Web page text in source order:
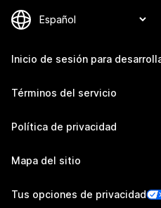
Inicio de sesión para
Términos del servicio
Política de privacidad
Mapa del sitio
Tus opciones de privacidad